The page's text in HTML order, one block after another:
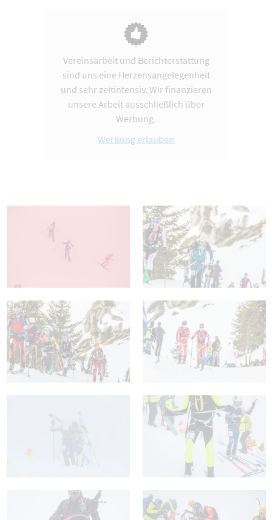
Vereinsarbeit und Berichterstattung
sind uns eine Herzensangelegenheit
und sehr zeitintensiv. Wir finanzieren
unsere Arbeit ausschließlich über
Werbung.
Werbung erlauben